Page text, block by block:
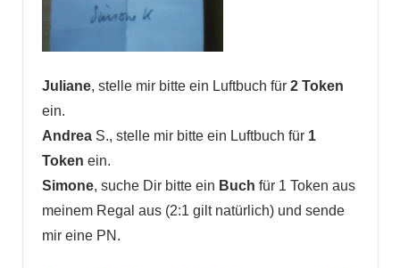
Juliane, stelle mir bitte ein Luftbuch für2 Token
ein.
AndreaS., stelle mir bitte ein Luftbuch für 1
Token ein.
Simone, suche Dir bitte ein Buch für 1 Token aus
meinem Regal aus (2:1 gilt natürlich) und sende
mir eine PN.